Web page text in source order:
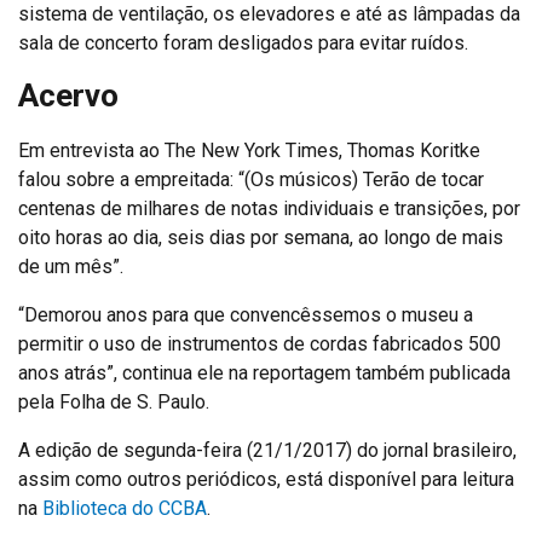
sistema de ventilação, os elevadores e até as lâmpadas da
sala de concerto foram desligados para evitar ruídos.
Acervo
Em entrevista ao The New York Times, Thomas Koritke
falou sobre a empreitada: “(Os músicos) Terão de tocar
centenas de milhares de notas individuais e transições, por
oito horas ao dia, seis dias por semana, ao longo de mais
de um mês”.
“Demorou anos para que convencêssemos o museu a
permitir o uso de instrumentos de cordas fabricados 500
anos atrás”, continua ele na reportagem também publicada
pela Folha de S. Paulo.
A edição de segunda-feira (21/1/2017) do jornal brasileiro,
assim como outros periódicos, está disponível para leitura
na Biblioteca do CCBA.